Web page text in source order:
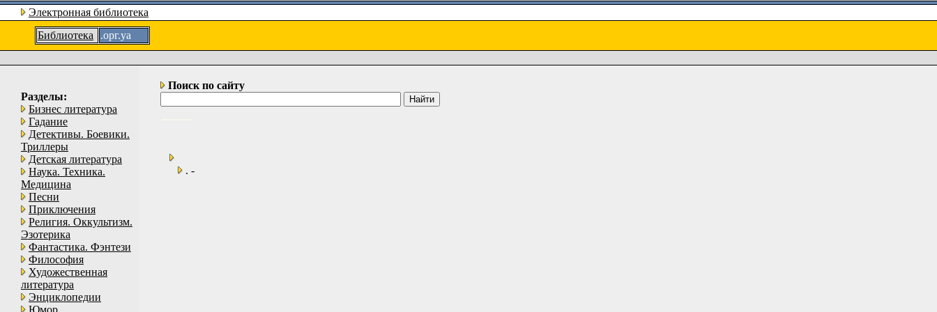
Электронная библиотека
Библиотека
.орг.уа
Разделы:
Бизнес литература
Гадание
Детективы. Боевики.
Триллеры
Детская литература
Наука. Техника.
Медицина
Песни
Приключения
Религия. Оккультизм.
Эзотерика
Фантастика. Фэнтези
Философия
Художественная
литература
Энциклопедии
Юмор
Поиск по сайту
. -